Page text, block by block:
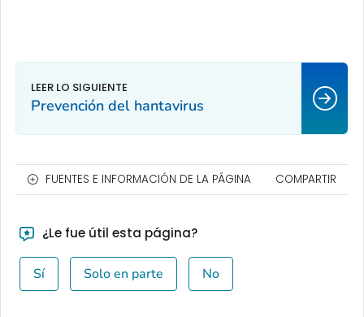
Prevención del hantavirus
FUENTES E INFORMACIÓN DE LA PÁGINA COMPARTIR
¿Le fue útil esta página?
Sí Solo en parte No